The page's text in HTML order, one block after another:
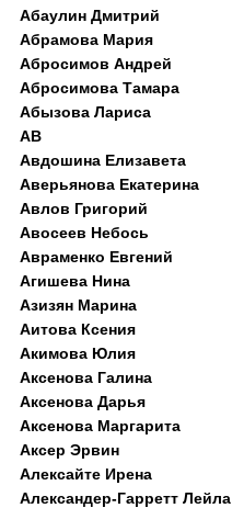
Абаулин Дмитрий
Абрамова Мария
Абросимов Андрей
Абросимова Тамара
Абызова Лариса
АВ
Авдошина Елизавета
Аверьянова Екатерина
Авлов Григорий
Авосеев Небось
Авраменко Евгений
Агишева Нина
Азизян Марина
Аитова Ксения
Акимова Юлия
Аксенова Галина
Аксенова Дарья
Аксенова Маргарита
Аксер Эрвин
Алексайте Ирена
Александер-Гарретт Лейла